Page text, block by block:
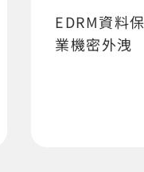
EDRM資料
業機密外洩